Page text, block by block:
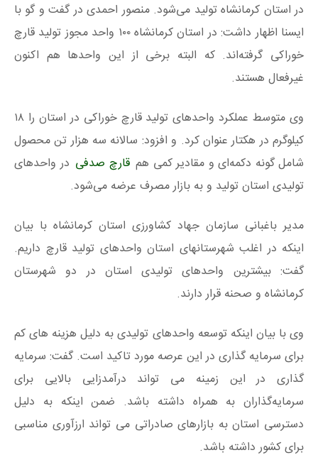
در استان کرمانشاه تولید می‌شود. منصور احمدی در گفت و گو با
ایسنا اظهار داشت: در استان کرمانشاه ۱۰۰ واحد مجوز تولید قارچ
خوراکی گرفته‌اند. که البته برخی از این واحدها هم اکنون
غیرفعال هستند.
وی متوسط عملکرد واحدهای تولید قارچ خوراکی در استان را ۱۸
کیلوگرم در هکتار عنوان کرد. و افزود: سالانه سه هزار تن محصول
شامل گونه دکمه‌ای و مقادیر کمی هم قارچ صدفی در واحدهای
تولیدی استان تولید و به بازار مصرف عرضه می‌شود.
مدیر باغبانی سازمان جهاد کشاورزی استان کرمانشاه با بیان
اینکه در اغلب شهرستانهای استان واحدهای تولید قارچ داریم.
گفت: بیشترین واحدهای تولیدی استان در دو شهرستان
کرمانشاه و صحنه قرار دارند.
وی با بیان اینکه توسعه واحدهای تولیدی به دلیل هزینه های کم
برای سرمایه گذاری در این عرصه مورد تاکید است. گفت: سرمایه
گذاری در این زمینه می تواند درآمدزایی بالایی برای
سرمایه‌گذاران به همراه داشته باشد. ضمن اینکه به دلیل
دسترسی استان به بازارهای صادراتی می تواند ارزآوری مناسبی
برای کشور داشته باشد.